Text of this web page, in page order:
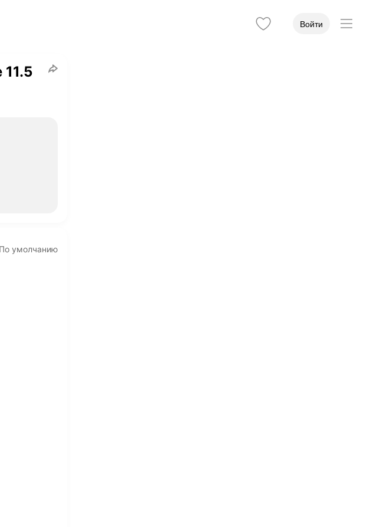
Войти
11.5
По умолчанию